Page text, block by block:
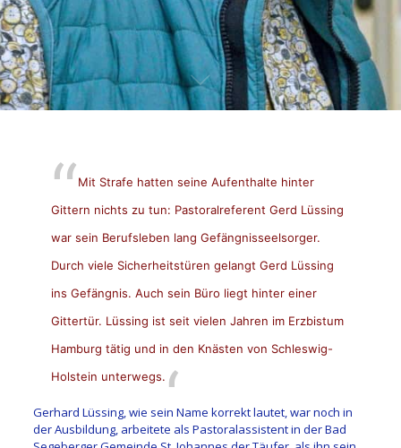
Mit Strafe hatten seine Aufenthalte hinter
Gittern nichts zu tun: Pastoralreferent Gerd Lüssing
war sein Berufsleben lang Gefängnisseelsorger.
Durch viele Sicherheitstüren gelangt Gerd Lüssing
ins Gefängnis. Auch sein Büro liegt hinter einer
Gittertür. Lüssing ist seit vielen Jahren im Erzbistum
Hamburg tätig und in den Knästen von Schleswig-
Holstein unterwegs.
Gerhard Lüssing, wie sein Name korrekt lautet, war noch in
der Ausbildung, arbeitete als Pastoralassistent in der Bad